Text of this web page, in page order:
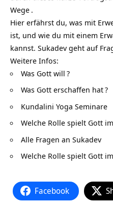
Wege .
Hier erfährst du, was mit
ist, und wie du mit einem
kannst. Sukadev geht auf
Weitere Infos:
Was Gott will ?
Was Gott erschaffen hat?
Kundalini Yoga Seminare
Welche Rolle spielt Gott
Alle Fragen an Sukadev
Welche Rolle spielt Gott
Facebook